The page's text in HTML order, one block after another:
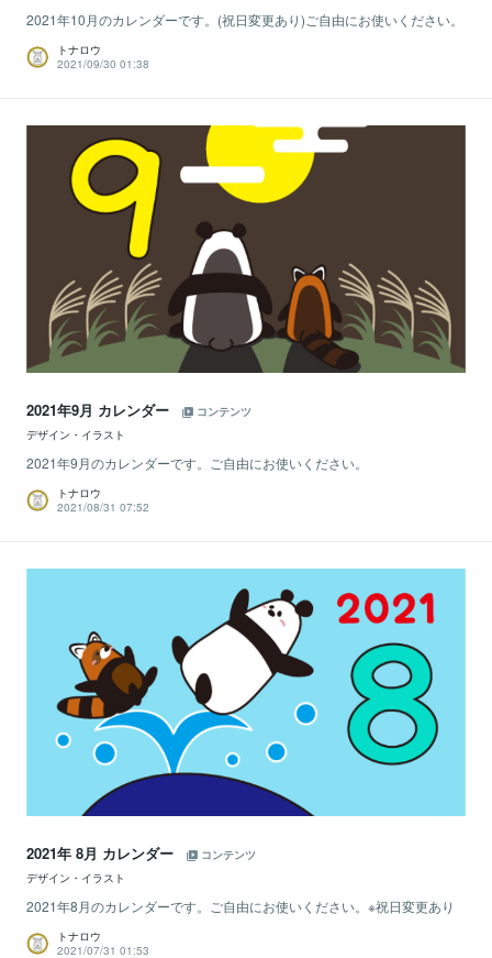
2021年10月のカレンダーです。(祝日変更あり)ご自由にお使いください。
トナロウ
2021/09/30 01:38
2021年9月 カレンダー
コンテンツ
デザイン・イラスト
2021年9月のカレンダーです。ご自由にお使いください。
トナロウ
2021/08/31 07:52
2021年 8月 カレンダー
コンテンツ
デザイン・イラスト
2021年8月のカレンダーです。ご自由にお使いください。※祝日変更あり
トナロウ
2021/07/31 01:53